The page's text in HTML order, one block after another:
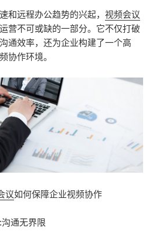
和远程办公趋势的兴起，视频会议
营不可或缺的一部分。它不仅打破
通效率，还为企业构建了一个高
协作环境。
议如何保障企业视频协作
通无界限